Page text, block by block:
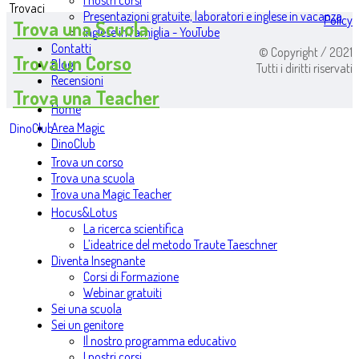
Presentazioni gratuite, laboratori e inglese in vacanza
Inglese in famiglia - YouTube
Contatti
Blog
Recensioni
Home
Area Magic
DinoClub
Trova un corso
Trova una scuola
Trova una Magic Teacher
Hocus&Lotus
La ricerca scientifica
L’ideatrice del metodo Traute Taeschner
Diventa Insegnante
Corsi di Formazione
Webinar gratuiti
Sei una scuola
Sei un genitore
Il nostro programma educativo
Trovaci
Trova una Scuola
Trova un Corso
Trova una Teacher
DinoClub
Policy
© Copyright / 2021
Tutti i diritti riservati